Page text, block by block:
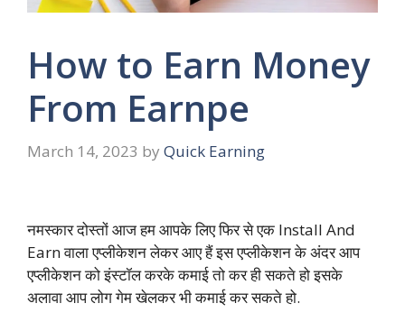
How to Earn Money
From Earnpe
March 14, 2023 by Quick Earning
नमस्कार दोस्तों आज हम आपके लिए फिर से एक Install And
Earn वाला एप्लीकेशन लेकर आए हैं इस एप्लीकेशन के अंदर आप
एप्लीकेशन को इंस्टॉल करके कमाई तो कर ही सकते हो इसके
अलावा आप लोग गेम खेलकर भी कमाई कर सकते हो.